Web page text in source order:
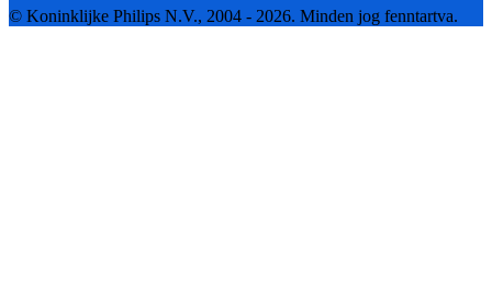
© Koninklijke Philips N.V., 2004 - 2026. Minden jog fenntartva.